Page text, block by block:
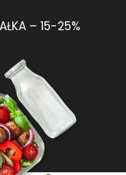
– 15-25%